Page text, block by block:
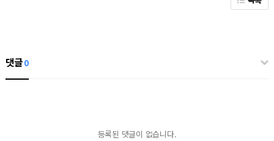
댓글0
등록된 댓글이 없습니다.